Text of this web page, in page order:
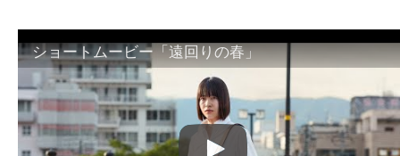
ショートムービー「遠回りの春」